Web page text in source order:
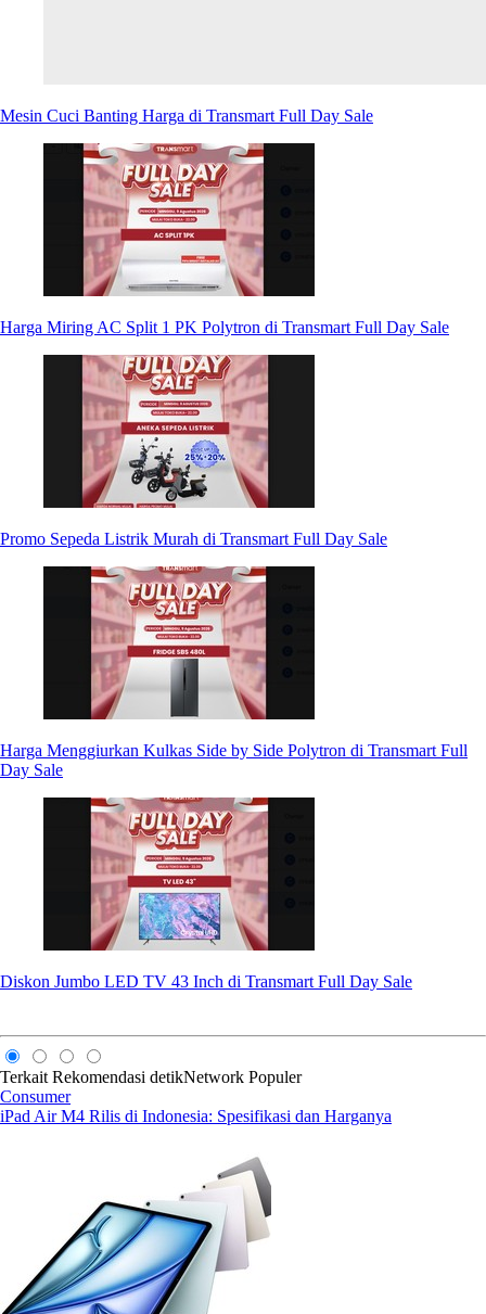
Mesin Cuci Banting Harga di Transmart Full Day Sale
Harga Miring AC Split 1 PK Polytron di Transmart Full Day Sale
Promo Sepeda Listrik Murah di Transmart Full Day Sale
Harga Menggiurkan Kulkas Side by Side Polytron di Transmart Full
Day Sale
Diskon Jumbo LED TV 43 Inch di Transmart Full Day Sale
Terkait Rekomendasi detikNetwork Populer
Consumer
iPad Air M4 Rilis di Indonesia: Spesifikasi dan Harganya